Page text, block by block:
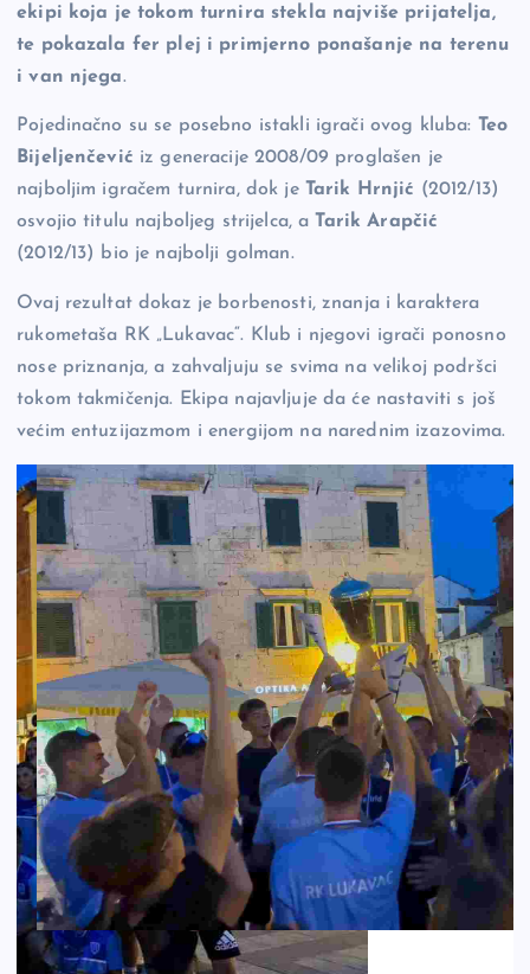
ekipi koja je tokom turnira stekla najviše prijatelja,
te pokazala fer plej i primjerno ponašanje na terenu
i van njega.
Pojedinačno su se posebno istakli igrači ovog kluba: Teo
Bijeljenčević iz generacije 2008/09 proglašen je
najboljim igračem turnira, dok je Tarik Hrnjić (2012/13)
osvojio titulu najboljeg strijelca, a Tarik Arapčić
(2012/13) bio je najbolji golman.
Ovaj rezultat dokaz je borbenosti, znanja i karaktera
rukometaša RK „Lukavac“. Klub i njegovi igrači ponosno
nose priznanja, a zahvaljuju se svima na velikoj podršci
tokom takmičenja. Ekipa najavljuje da će nastaviti s još
većim entuzijazmom i energijom na narednim izazovima.